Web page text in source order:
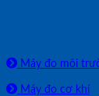
Máy đo môi
Máy đo cơ khí